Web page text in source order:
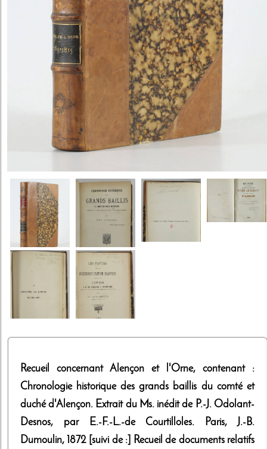
Recueil concernant Alençon et l'Orne, contenant :
Chronologie historique des grands baillis du comté et
duché d'Alençon. Extrait du Ms. inédit de P.-J. Odolant-
Desnos, par E.-F.-L.-de Courtilloles. Paris, J.-B.
Dumoulin, 1872 [suivi de :] Recueil de documents relatifs